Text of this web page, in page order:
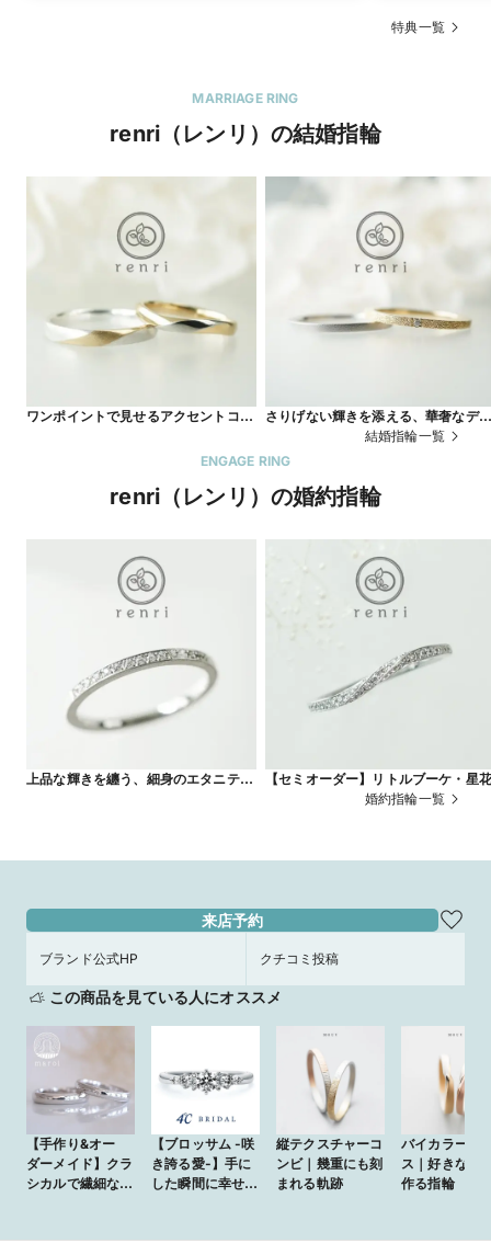
特典一覧
MARRIAGE RING
renri（レンリ）の結婚指輪
ワンポイントで見せるアクセントコン
さりげない輝きを添える、華奢なデザ
結婚指輪一覧
ENGAGE RING
renri（レンリ）の婚約指輪
上品な輝きを纏う、細身のエタニティ
【セミオーダー】リトルブーケ・星花
婚約指輪一覧
来店予約
ブランド公式HP クチコミ投稿
この商品を見ている人にオススメ
【手作り&オー
ダーメイド】クラ
シカルで繊細なミ
【ブロッサム -咲
き誇る愛-】手に
した瞬間に幸せに
縦テクスチャーコ
ンビ｜幾重にも刻
まれる軌跡
バイカラーメ
ス｜好きな色
作る指輪